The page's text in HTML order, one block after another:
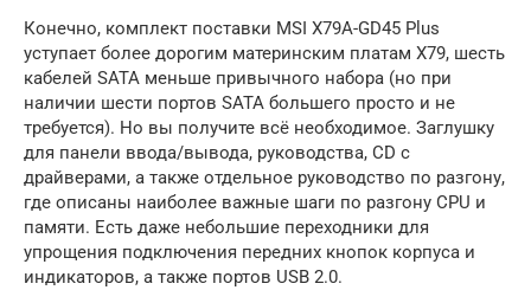
Конечно, комплект поставки MSI X79A-GD45 Plus
уступает более дорогим материнским платам X79, шесть
кабелей SATA меньше привычного набора (но при
наличии шести портов SATA большего просто и не
требуется). Но вы получите всё необходимое. Заглушку
для панели ввода/вывода, руководства, CD с
драйверами, а также отдельное руководство по разгону,
где описаны наиболее важные шаги по разгону CPU и
памяти. Есть даже небольшие переходники для
упрощения подключения передних кнопок корпуса и
индикаторов, а также портов USB 2.0.